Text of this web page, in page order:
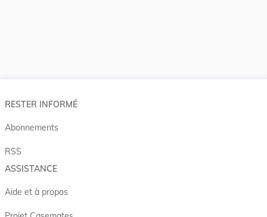
RESTER INFORMÉ
Abonnements
RSS
ASSISTANCE
Aide et à propos